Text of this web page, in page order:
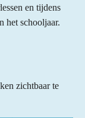
en tijdens
het schooljaar.
zichtbaar te